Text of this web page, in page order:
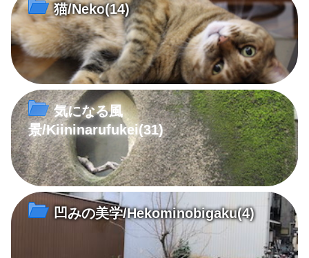
猫/Neko(14)
気になる風
景/Kiininarufukei(31)
凹みの美学/Hekominobigaku(4)